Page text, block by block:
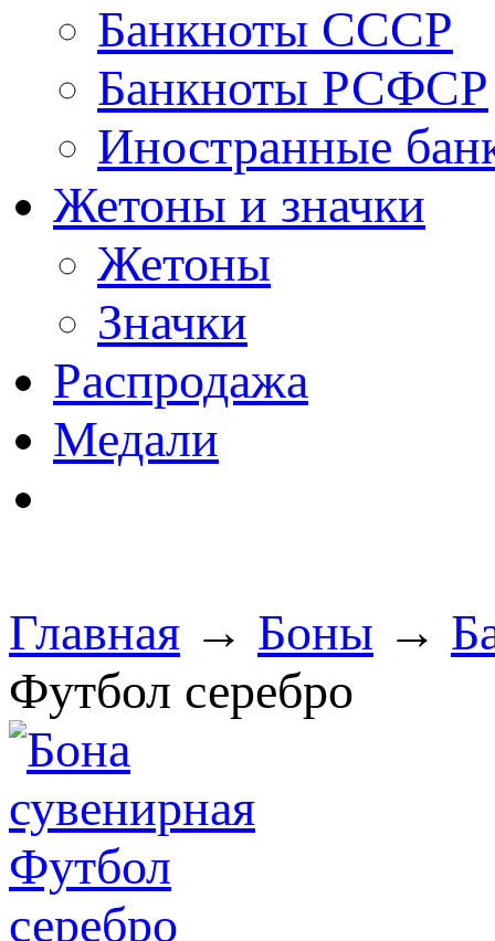
Банкноты СССР
Банкноты РСФСР
Иностранные
Жетоны и значки
Жетоны
Значки
Распродажа
Медали
Главная → Боны →
Футбол серебро